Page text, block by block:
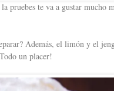
pruebes te va a gustar mucho
Además, el limón y el
un placer!